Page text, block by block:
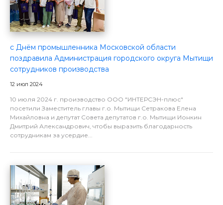
с Днём промышленника Московской области
поздравила Администрация городского округа Мытищи
сотрудников производства
12 июл 2024
10 июля 2024 г. производство ООО "ИНТЕРСЭН-плюс"
посетили Заместитель главы г.о. Мытищи Сетракова Елена
Михайловна и депутат Совета депутатов г.о. Мытищи Ионкин
Дмитрий Александрович, чтобы выразить благодарность
сотрудникам за усердие...